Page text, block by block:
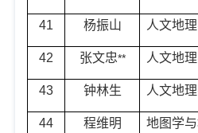
41 杨振山 人文地
42 张文忠** 人文地
43 钟林生 人文地
44 程维明 地图学